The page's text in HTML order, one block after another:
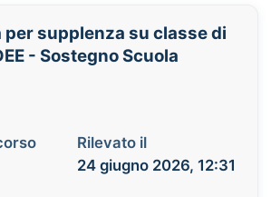
supplenza su classe di
- Sostegno Scuola
Rilevato il
24 giugno 2026, 12:31